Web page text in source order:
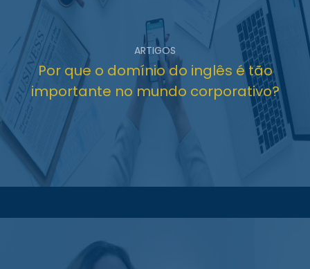
ARTIGOS
Por que o domínio do inglês é tão
importante no mundo corporativo?